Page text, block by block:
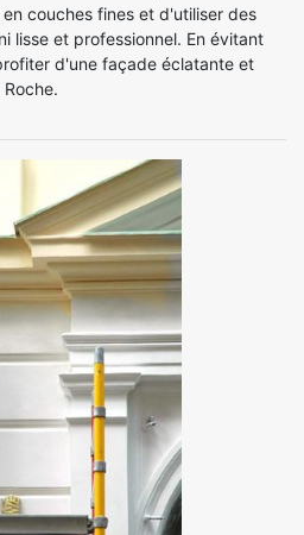
couches fines et d'utiliser des
lisse et professionnel. En évitant
d'une façade éclatante et